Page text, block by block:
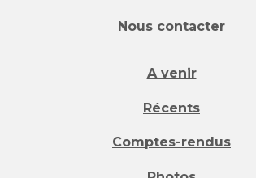
Nous contacter
A venir
Récents
Comptes-rendus